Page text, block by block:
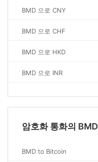
BMD 으로 CNY
BMD 으로 CHF
BMD 으로 HKD
BMD 으로 INR
암호화 통화의 BMD
BMD to Bitcoin